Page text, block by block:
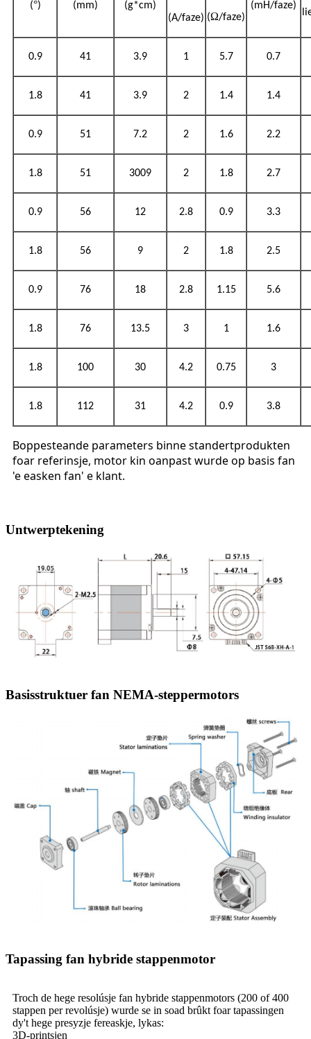
(°) (mm) (g*cm)
(A/faze) (Ω/faze)
(mH/faze)
0.9 41 3.9 1 5.7 0.7
1.8 41 3.9 2 1.4 1.4
0.9 51 7.2 2 1.6 2.2
1.8 51 3009 2 1.8 2.7
0.9 56 12 2.8 0.9 3.3
1.8 56 9 2 1.8 2.5
0.9 76 18 2.8 1.15 5.6
1.8 76 13.5 3 1 1.6
1.8 100 30 4.2 0.75 3
1.8 112 31 4.2 0.9 3.8
Boppesteande parameters binne standertprodukten
foar referinsje, motor kin oanpast wurde op basis fan
'e easken fan' e klant.
Untwerptekening
Basisstruktuer fan NEMA-steppermotors
Tapassing fan hybride stappenmotor
Troch de hege resolúsje fan hybride stappenmotors (200 of 400
stappen per revolúsje) wurde se in soad brûkt foar tapassingen
dy't hege presyzje fereaskje, lykas:
3D-printsjen